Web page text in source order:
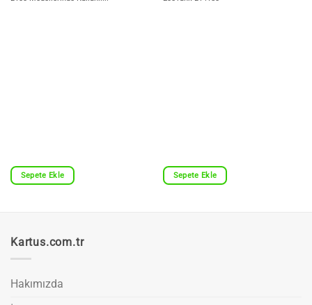
Sepete Ekle Sepete Ekle
Kartus.com.tr
Hakımızda